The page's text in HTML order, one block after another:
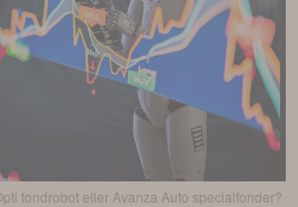
fondrobot eller Avanza Auto specialfonder?